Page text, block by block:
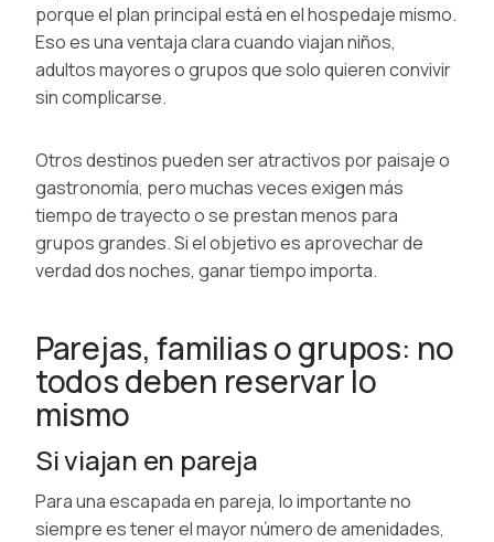
porque el plan principal está en el hospedaje mismo.
Eso es una ventaja clara cuando viajan niños,
adultos mayores o grupos que solo quieren convivir
sin complicarse.
Otros destinos pueden ser atractivos por paisaje o
gastronomía, pero muchas veces exigen más
tiempo de trayecto o se prestan menos para
grupos grandes. Si el objetivo es aprovechar de
verdad dos noches, ganar tiempo importa.
Parejas, familias o grupos: no
todos deben reservar lo
mismo
Si viajan en pareja
Para una escapada en pareja, lo importante no
siempre es tener el mayor número de amenidades,